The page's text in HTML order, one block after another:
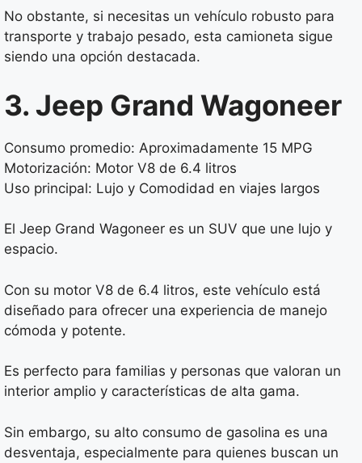
No obstante, si necesitas un vehículo robusto para
transporte y trabajo pesado, esta camioneta sigue
siendo una opción destacada.
3. Jeep Grand Wagoneer
Consumo promedio: Aproximadamente 15 MPG
Motorización: Motor V8 de 6.4 litros
Uso principal: Lujo y Comodidad en viajes largos
El Jeep Grand Wagoneer es un SUV que une lujo y
espacio.
Con su motor V8 de 6.4 litros, este vehículo está
diseñado para ofrecer una experiencia de manejo
cómoda y potente.
Es perfecto para familias y personas que valoran un
interior amplio y características de alta gama.
Sin embargo, su alto consumo de gasolina es una
desventaja, especialmente para quienes buscan un